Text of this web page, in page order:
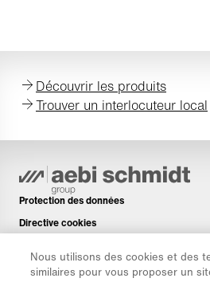
Découvrir les produits
Trouver un interlocuteur local
Protection des données
Directive cookies
Avis de non-responsabilité
Nous utilisons des cookies et des
similaires pour vous proposer un